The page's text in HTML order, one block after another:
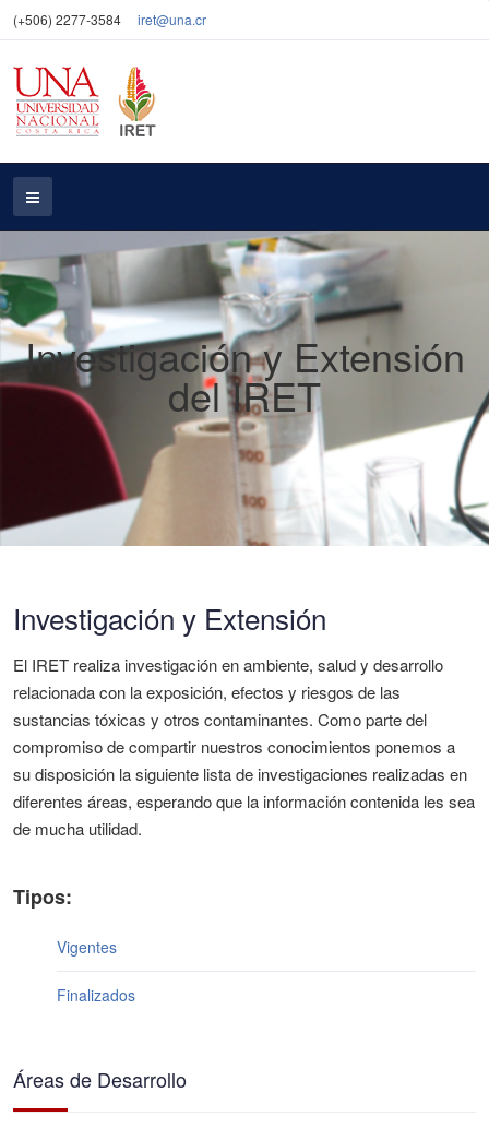
(+506) 2277-3584 iret@una.cr
Investigación y Extensión
del IRET
Investigación y Extensión
El IRET realiza investigación en ambiente, salud y desarrollo
relacionada con la exposición, efectos y riesgos de las
sustancias tóxicas y otros contaminantes. Como parte del
compromiso de compartir nuestros conocimientos ponemos a
su disposición la siguiente lista de investigaciones realizadas en
diferentes áreas, esperando que la información contenida les sea
de mucha utilidad.
Tipos:
Vigentes
Finalizados
Áreas de Desarrollo